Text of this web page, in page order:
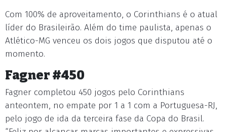
Com 100% de aproveitamento, o Corinthians é o atual
líder do Brasileirão. Além do time paulista, apenas o
Atlético-MG venceu os dois jogos que disputou até o
momento.
Fagner #450
Fagner completou 450 jogos pelo Corinthians
anteontem, no empate por 1 a 1 com a Portuguesa-RJ,
pelo jogo de ida da terceira fase da Copa do Brasil.